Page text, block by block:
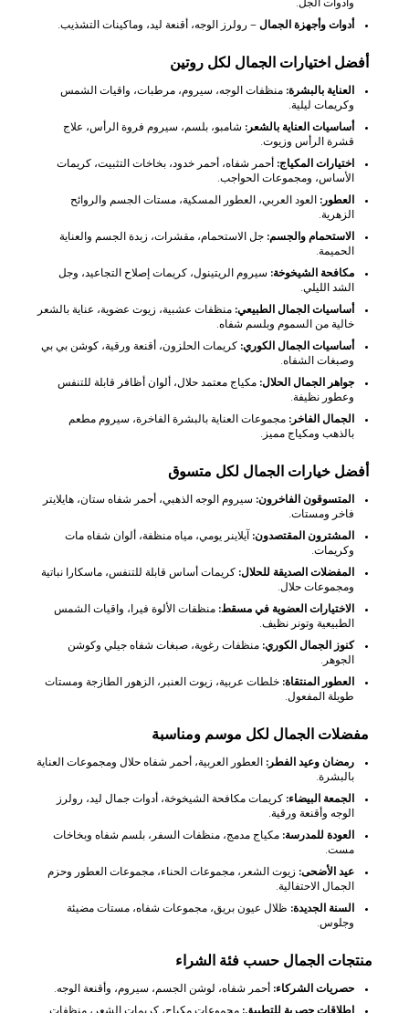
وأدوات الجل.
أدوات وأجهزة الجمال – رولرز الوجه، أقنعة ليد، وماكينات التشذيب.
أفضل اختيارات الجمال لكل روتين
العناية بالبشرة: منظفات الوجه، سيروم، مرطبات، واقيات الشمس
وكريمات ليلية.
أساسيات العناية بالشعر: شامبو، بلسم، سيروم فروة الرأس، علاج
قشرة الرأس وزيوت.
اختيارات المكياج: أحمر شفاه، أحمر خدود، بخاخات التثبيت، كريمات
الأساس، ومجموعات الحواجب.
العطور: العود العربي، العطور المسكية، مستات الجسم والروائح
الزهرية.
الاستحمام والجسم: جل الاستحمام، مقشرات، زبدة الجسم والعناية
الحميمة.
مكافحة الشيخوخة: سيروم الريتينول، كريمات إصلاح التجاعيد، وجل
الشد الليلي.
أساسيات الجمال الطبيعي: منظفات عشبية، زيوت عضوية، عناية بالشعر
خالية من السموم وبلسم شفاه.
أساسيات الجمال الكوري: كريمات الحلزون، أقنعة ورقية، كوشن بي بي
وصبغات الشفاه.
جواهر الجمال الحلال: مكياج معتمد حلال، ألوان أظافر قابلة للتنفس
وعطور نظيفة.
الجمال الفاخر: مجموعات العناية بالبشرة الفاخرة، سيروم مطعم
بالذهب ومكياج مميز.
أفضل خيارات الجمال لكل متسوق
المتسوقون الفاخرون: سيروم الوجه الذهبي، أحمر شفاه ستان، هايلايتر
فاخر ومستات.
المشترون المقتصدون: آيلاينر يومي، مياه منظفة، ألوان شفاه مات
وكريمات.
المفضلات الصديقة للحلال: كريمات أساس قابلة للتنفس، ماسكارا نباتية
ومجموعات حلال.
الاختيارات العضوية في مسقط: منظفات الألوة فيرا، واقيات الشمس
الطبيعية وتونر نظيف.
كنوز الجمال الكوري: منظفات رغوية، صبغات شفاه جيلي وكوشن
الجوهر.
العطور المنتقاة: خلطات عربية، زيوت العنبر، الزهور الطازجة ومستات
طويلة المفعول.
مفضلات الجمال لكل موسم ومناسبة
رمضان وعيد الفطر: العطور العربية، أحمر شفاه حلال ومجموعات العناية
بالبشرة.
الجمعة البيضاء: كريمات مكافحة الشيخوخة، أدوات جمال ليد، رولرز
الوجه وأقنعة ورقية.
العودة للمدرسة: مكياج مدمج، منظفات السفر، بلسم شفاه وبخاخات
مست.
عيد الأضحى: زيوت الشعر، مجموعات الحناء، مجموعات العطور وحزم
الجمال الاحتفالية.
السنة الجديدة: ظلال عيون بريق، مجموعات شفاه، مستات مضيئة
وجلوس.
منتجات الجمال حسب فئة الشراء
حصريات الشركاء: أحمر شفاه، لوشن الجسم، سيروم، وأقنعة الوجه.
إطلاقات حصرية للتطبيق: مجموعات مكياج، كريمات الشعر، منظفات